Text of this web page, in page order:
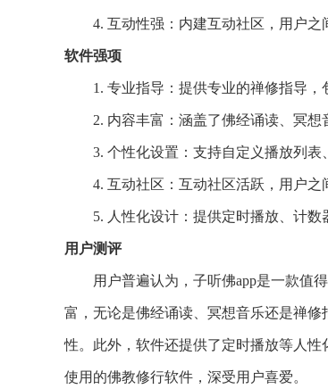
4. 互动性强：内建互动社区，用户之
软件强项
1. 专业指导：提供专业的禅修指导
2. 内容丰富：涵盖了佛经诵读、冥
3. 个性化设置：支持自定义播放列表
4. 互动社区：互动社区活跃，用户之
5. 人性化设计：提供定时播放、计数
用户测评
用户普遍认为，子听佛app是一款值
富，无论是佛经诵读、冥想音乐还是禅
性。此外，软件还提供了定时播放等人
使用的佛教修行软件，深受用户喜爱。